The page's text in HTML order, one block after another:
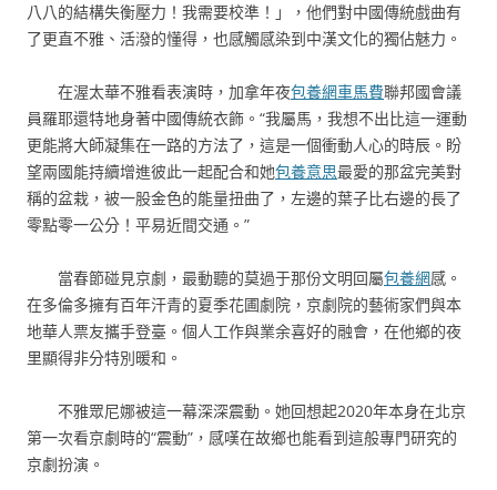
八八的結構失衡壓力！我需要校準！」，他們對中國傳統戲曲有
了更直不雅、活潑的懂得，也感觸感染到中漢文化的獨佔魅力。
在渥太華不雅看表演時，加拿年夜包養網車馬費聯邦國會議
員羅耶還特地身著中國傳統衣飾。“我屬馬，我想不出比這一運動
更能將大師凝集在一路的方法了，這是一個衝動人心的時辰。盼
望兩國能持續增進彼此一起配合和她包養意思最愛的那盆完美對
稱的盆栽，被一股金色的能量扭曲了，左邊的葉子比右邊的長了
零點零一公分！平易近間交通。”
當春節碰見京劇，最動聽的莫過于那份文明回屬包養網感。
在多倫多擁有百年汗青的夏季花圃劇院，京劇院的藝術家們與本
地華人票友攜手登臺。個人工作與業余喜好的融會，在他鄉的夜
里顯得非分特別暖和。
不雅眾尼娜被這一幕深深震動。她回想起2020年本身在北京
第一次看京劇時的“震動”，感嘆在故鄉也能看到這般專門研究的
京劇扮演。